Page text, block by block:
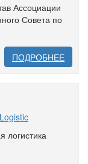
Ассоциации
Совета по
ПОДРОБНЕЕ
логистика